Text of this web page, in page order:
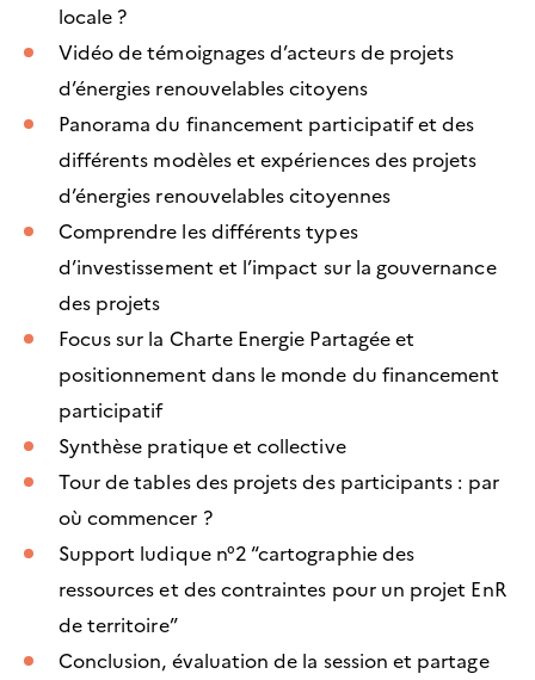
locale ?
Vidéo de témoignages d’acteurs de projets
d’énergies renouvelables citoyens
Panorama du financement participatif et des
différents modèles et expériences des projets
d’énergies renouvelables citoyennes
Comprendre les différents types
d’investissement et l’impact sur la gouvernance
des projets
Focus sur la Charte Energie Partagée et
positionnement dans le monde du financement
participatif
Synthèse pratique et collective
Tour de tables des projets des participants : par
où commencer ?
Support ludique n°2 “cartographie des
ressources et des contraintes pour un projet EnR
de territoire”
Conclusion, évaluation de la session et partage